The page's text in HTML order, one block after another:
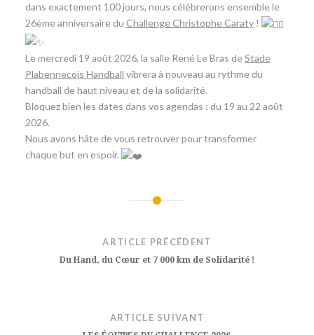
dans exactement 100 jours, nous célébrerons ensemble le
26ème anniversaire du Challenge Christophe Caraty!
​Le mercredi 19 août 2026, la salle René Le Bras deStade
Plabennecois Handball vibrera à nouveau au rythme du
handball de haut niveau et de la solidarité.
​Bloquez bien les dates dans vos agendas : du 19 au 22 août
2026.
​Nous avons hâte de vous retrouver pour transformer
chaque but en espoir.
l’article
ARTICLE PRÉCÉDENT
Du Hand, du Cœur et 7 000 km de Solidarité !
ARTICLE SUIVANT